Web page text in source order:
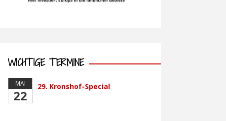
WICHTIGE TERMINE
MAI
22
29. Kronshof-Special